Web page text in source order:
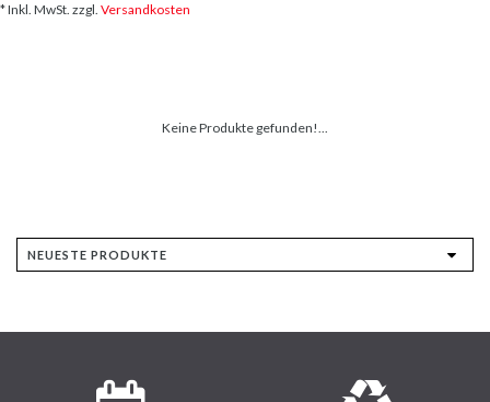
* Inkl. MwSt. zzgl. Versandkosten
Keine Produkte gefunden!...